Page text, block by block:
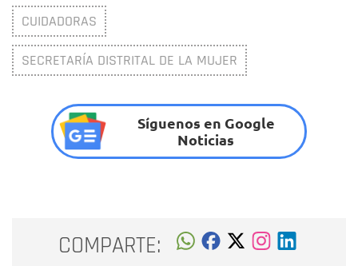
CUIDADORAS
SECRETARÍA DISTRITAL DE LA MUJER
Síguenos en Google
Noticias
COMPARTE: